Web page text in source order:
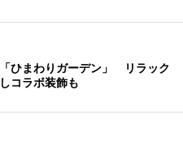
ひまわりガーデン」 リラック
コラボ装飾も